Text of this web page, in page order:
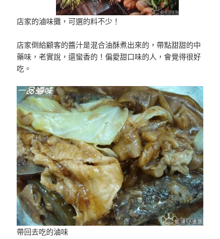
店家的滷味攤，可選的料不少！
店家倒給顧客的醬汁是混合油酥煮出來的，帶點甜甜的中
藥味，老實說，還蠻香的！偏愛甜口味的人，會覺得很好
吃。
帶回去吃的滷味